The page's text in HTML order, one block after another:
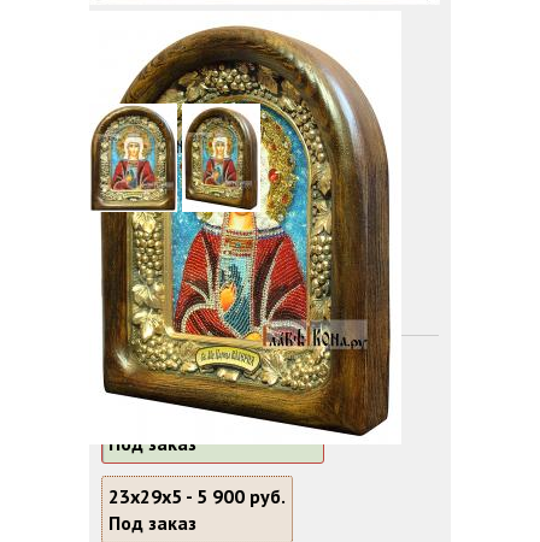
Артикул: ДВ71187
Формат, см:
18х22.5х4.5 -4 900 руб.
Под заказ
23х29х5 - 5 900 руб.
Под заказ